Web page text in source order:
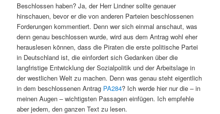
Beschlossen haben? Ja, der Herr Lindner sollte genauer
hinschauen, bevor er die von anderen Parteien beschlossenen
Forderungen kommentiert. Denn wer sich einmal anschaut, was
denn genau beschlossen wurde, wird aus dem Antrag wohl eher
herauslesen können, dass die Piraten die erste politische Partei
in Deutschland ist, die einfordert sich Gedanken über die
langfristige Entwicklung der Sozialpolitik und der Arbeitslage in
der westlichen Welt zu machen. Denn was genau steht eigentlich
in dem beschlossenen Antrag PA284? Ich werde hier nur die – in
meinen Augen – wichtigsten Passagen einfügen. Ich empfehle
aber jedem, den ganzen Text zu lesen.